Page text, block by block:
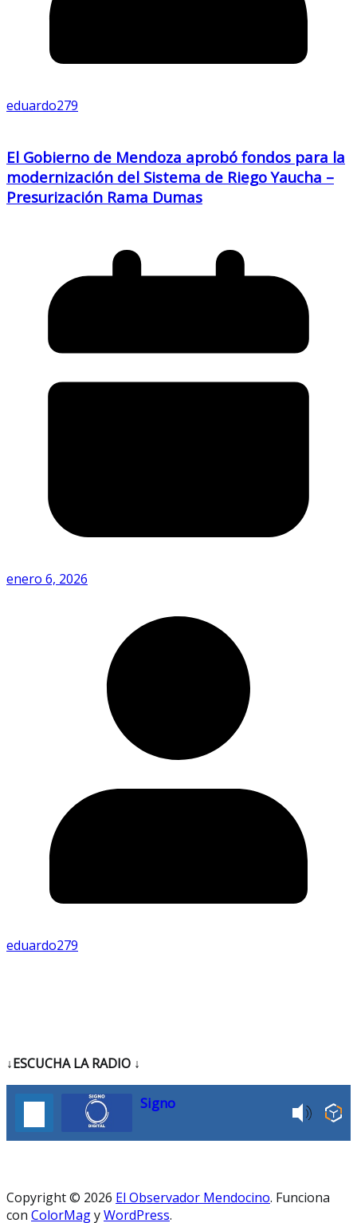
eduardo279
El Gobierno de Mendoza aprobó fondos para la
modernización del Sistema de Riego Yaucha –
Presurización Rama Dumas
enero 6, 2026
eduardo279
↓ESCUCHA LA RADIO ↓
Signo
Copyright © 2026 El Observador Mendocino. Funciona
con ColorMagyWordPress.